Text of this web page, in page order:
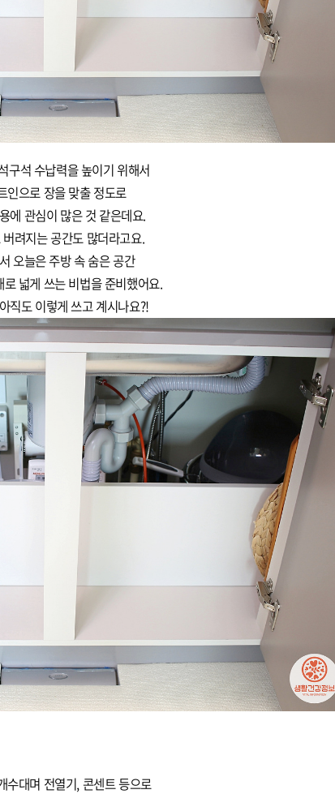
구석 수납력을 높이기 위해서
인으로 장을 맞출 정도로
에 관심이 많은 것 같은데요.
려지는 공간도 많더라고요.
오늘은 주방 속 숨은 공간
넓게 쓰는 비법을 준비했어요.
직도 이렇게 쓰고 계시나요?!
수대며 전열기, 콘센트 등으로